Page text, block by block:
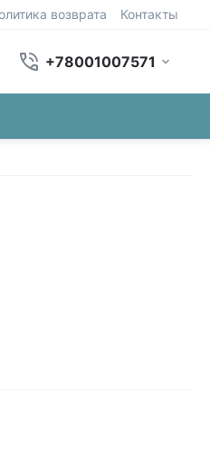
возврата Контакты
+78001007571